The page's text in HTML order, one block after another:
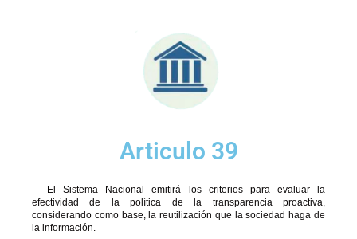
Articulo 39
El Sistema Nacional emitirá los criterios para evaluar la
efectividad de la política de la transparencia proactiva,
considerando como base, la reutilización que la sociedad haga de
la información.